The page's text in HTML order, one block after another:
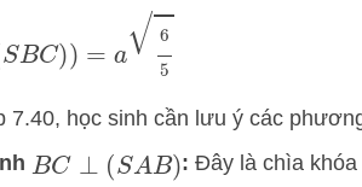
7.40, học sinh cần lưu ý các
BC ⊥( SAB) : Đây là chìa khóa